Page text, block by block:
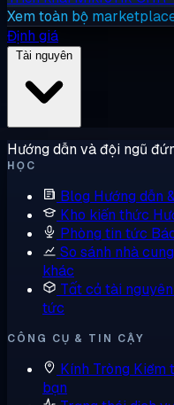
Xem toàn bộ
Định giá
Hướng dẫn và đội ngũ
HỌC
Blog Hướng dẫn
Kho kiến thức
Phòng tin tức
So sánh nhà
khác
Tất cả tài nguyên
tức
CÔNG CỤ & TIN CẬY
Kính Tròng Kiểm
bạn